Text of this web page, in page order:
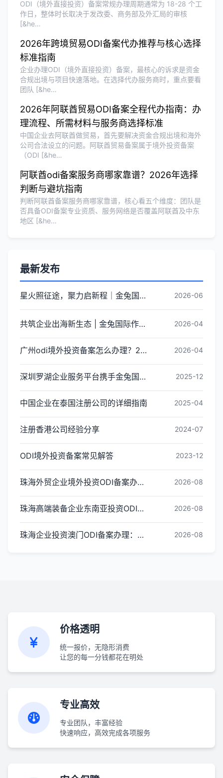
ODI（境外直接投资）备案常规办理周期通常为 18-28 个工
作日，整体时长取决于发改委、商务部及外汇局的审核
[&he…
2026年跨境贸易ODI备案代办推荐与核心选择
标准指南
企业办理ODI（境外直接投资）备案，最核心的诉求是资金
合规出境与项目快速落地。在选择代办服务商时，重点要看
团队 [&he…
2026年阿联酋贸易ODI备案全程代办指南：办
理流程、所需材料与服务商选择标准
中国企业去阿联酋做贸易，首先要解决资金合规出境和海外
公司合法设立的问题。阿联酋贸易备案属于境外投资备案
（ODI [&he…
阿联酋odi备案服务商哪家靠谱？2026年选择
判断与避坑指南
判断阿联酋备案服务商哪家靠谱，核心看五个维度：团队是
否具备ODI备案专业资质、服务网络是否覆盖阿联酋及中东
地区 [&he…
最新发布
星火照征途，聚力启新程｜金兔国际井冈山红色研学团建圆满收官 2026-06
共筑企业出海新生态 | 金兔国际作为代表单位亮相宝安区出海服务中心揭牌仪式 2026-04
广州odi境外投资备案怎么办理？2026年最新流程详解 2026-04
深圳罗湖企业服务平台携手金兔国际ODI备案专家,共建跨境出海全链条服务新生态 2025-12
中国企业在泰国注册公司的详细指南 2025-04
注册香港公司经验分享 2024-07
ODI境外投资备案常见解答 2023-12
珠海外贸企业境外投资ODI备案办理条件与流程 2026-08
珠海高端装备企业东南亚投资ODI备案办理全指引 2026-08
珠海企业投资澳门ODI备案办理：常见问题解答 2026-08
价格透明
统一报价，无隐形消费
让您的每一分钱都花在明处
专业高效
专业团队，丰富经验
快速响应，高效完成各项服务